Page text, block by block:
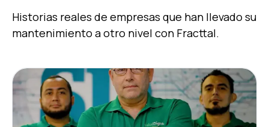
Historias reales de empresas que han llevado su
mantenimiento a otro nivel con Fracttal.